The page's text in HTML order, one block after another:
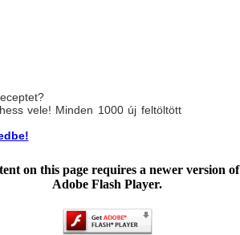
vele! Minden 1000 új feltöltött
on this page requires a newer version of
Adobe Flash Player.